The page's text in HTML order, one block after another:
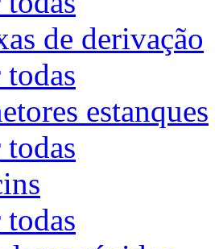
de derivação
todas
estanques
todas
todas